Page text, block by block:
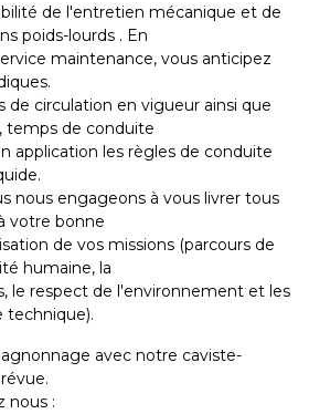
de l'entretien mécanique et de
poids-lourds . En
maintenance, vous anticipez
de circulation en vigueur ainsi que
temps de conduite
application les règles de conduite
nous engageons à vous livrer tous
votre bonne
de vos missions (parcours de
humaine, la
le respect de l'environnement et les
technique).
avec notre caviste-
nous :